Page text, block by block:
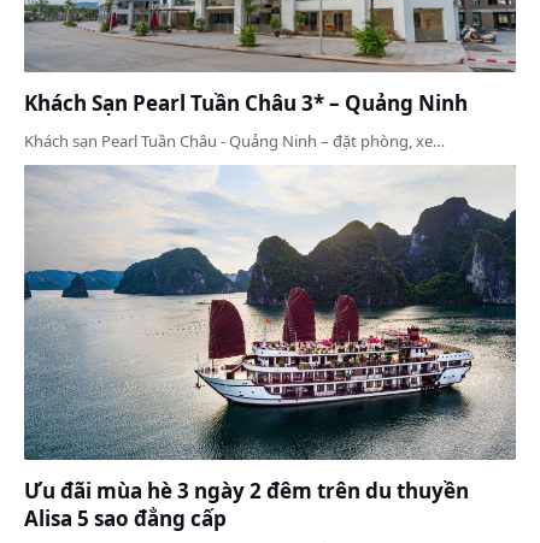
Khách Sạn Pearl Tuần Châu 3* – Quảng Ninh
Khách sạn Pearl Tuần Châu - Quảng Ninh – đặt phòng, xe…
Ưu đãi mùa hè 3 ngày 2 đêm trên du thuyền
Alisa 5 sao đẳng cấp